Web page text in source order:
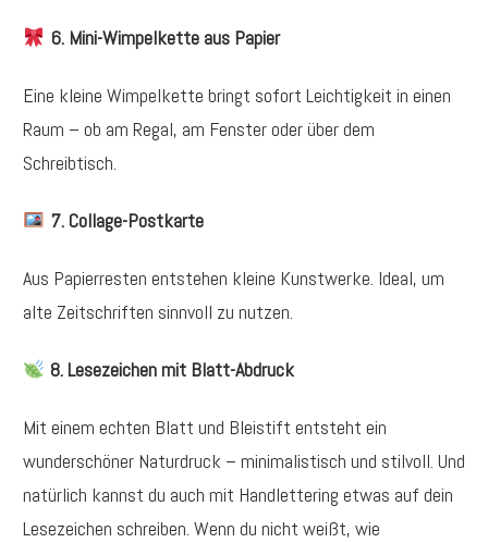
6. Mini-Wimpelkette aus Papier
Eine kleine Wimpelkette bringt sofort Leichtigkeit in einen
Raum – ob am Regal, am Fenster oder über dem
Schreibtisch.
7. Collage-Postkarte
Aus Papierresten entstehen kleine Kunstwerke. Ideal, um
alte Zeitschriften sinnvoll zu nutzen.
8. Lesezeichen mit Blatt-Abdruck
Mit einem echten Blatt und Bleistift entsteht ein
wunderschöner Naturdruck – minimalistisch und stilvoll. Und
natürlich kannst du auch mit Handlettering etwas auf dein
Lesezeichen schreiben. Wenn du nicht weißt, wie